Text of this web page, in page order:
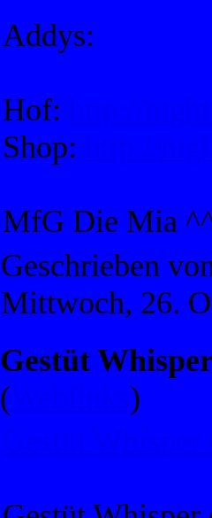
Addys:
Hof:
Shop:
MfG Die Mia
Geschrieben
Mittwoch, 26.
Gestüt
(
)